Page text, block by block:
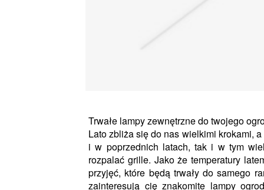
Trwałe lampy zewnętrzne do twojego
Lato zbliża się do nas wielkimi krokami,
i w poprzednich latach, tak i w tym
rozpalać grille. Jako że temperatury
przyjęć, które będą trwały do samego
zainteresują cię znakomite lampy